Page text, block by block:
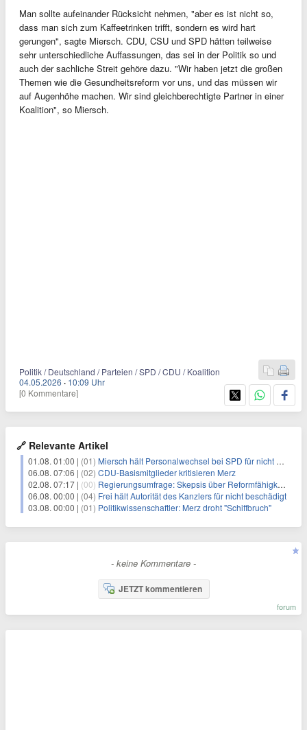
Man sollte aufeinander Rücksicht nehmen, "aber es ist nicht so,
dass man sich zum Kaffeetrinken trifft, sondern es wird hart
gerungen", sagte Miersch. CDU, CSU und SPD hätten teilweise
sehr unterschiedliche Auffassungen, das sei in der Politik so und
auch der sachliche Streit gehöre dazu. "Wir haben jetzt die großen
Themen wie die Gesundheitsreform vor uns, und das müssen wir
auf Augenhöhe machen. Wir sind gleichberechtigte Partner in einer
Koalition", so Miersch.
Politik / Deutschland / Parteien / SPD / CDU / Koalition
04.05.2026 · 10:09 Uhr
[0 Kommentare]
🔗 Relevante Artikel
01.08. 01:00 | (01) Miersch hält Personalwechsel bei SPD für nicht erforderlich
06.08. 07:06 | (02) CDU-Basismitglieder kritisieren Merz
02.08. 07:17 | (00) Regierungsumfrage: Skepsis über Reformfähigkeit der Bundesregierung
06.08. 00:00 | (04) Frei hält Autorität des Kanzlers für nicht beschädigt
03.08. 00:00 | (01) Politikwissenschaftler: Merz droht "Schiffbruch"
- keine Kommentare -
JETZT kommentieren
forum